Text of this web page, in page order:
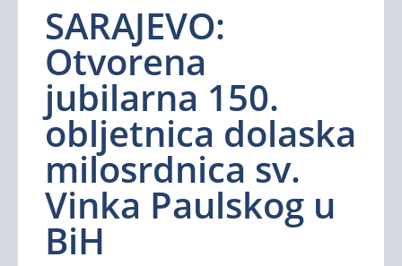
SARAJEVO:
Otvorena
jubilarna 150.
obljetnica dolaska
milosrdnica sv.
Vinka Paulskog u
BiH